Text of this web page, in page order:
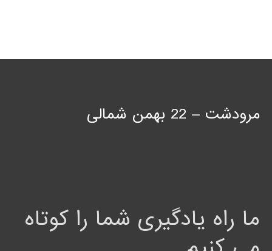
مرودشت – 22 بهمن شمالی
ما راه یادگیری شما را کوتاه